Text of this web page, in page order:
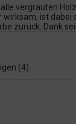
vergrauten
wirksam, ist dabei
zurück. Dank